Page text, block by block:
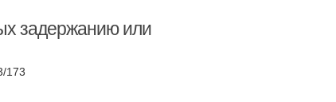
задержанию или
173